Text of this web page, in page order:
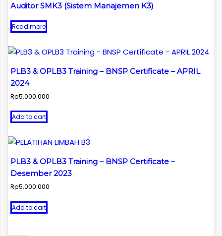
Auditor SMK3 (Sistem Manajemen K3)
Read more
PLB3 & OPLB3 Training – BNSP Certificate – APRIL
2024
Rp5.000.000
Add to cart
PLB3 & OPLB3 Training – BNSP Certificate –
Desember 2023
Rp5.000.000
Add to cart